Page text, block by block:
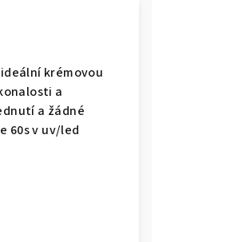
krémovou
a
a žádné
60s v uv/led